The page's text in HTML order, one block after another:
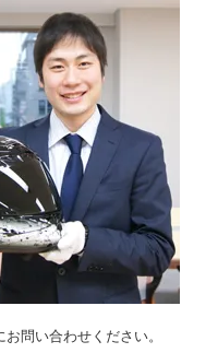
お問い合わせください。